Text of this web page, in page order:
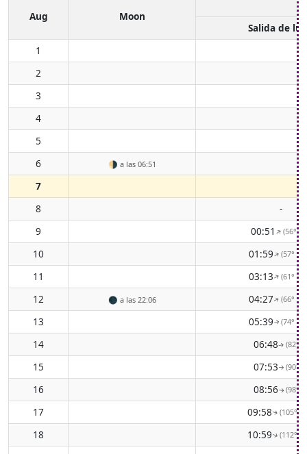
Aug
Moon
Salida de
1
2
3
4
5
6
🌗 a las 06:51
7
8
-
9
00:51 ↑(56°
10 01:59↑(57°
11 03:13↑(61°
12 🌑 a las 22:06 04:27↑(66°
13 05:39↑(74°
14 06:48↑(82° E)
15 07:53↑ (90° E)
16 08:56↑(98° E)
17 09:58↑(105°
18 10:59↑(112°